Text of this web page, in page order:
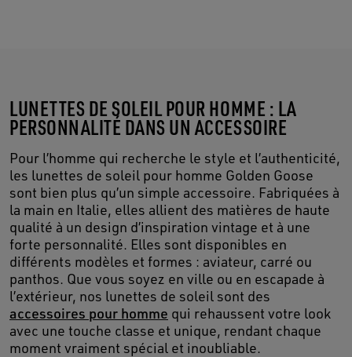
LUNETTES DE SOLEIL POUR HOMME : LA
PERSONNALITÉ DANS UN ACCESSOIRE
Pour l’homme qui recherche le style et l’authenticité,
les lunettes de soleil pour homme Golden Goose
sont bien plus qu’un simple accessoire. Fabriquées à
la main en Italie, elles allient des matières de haute
qualité à un design d’inspiration vintage et à une
forte personnalité. Elles sont disponibles en
différents modèles et formes : aviateur, carré ou
panthos. Que vous soyez en ville ou en escapade à
l’extérieur, nos lunettes de soleil sont des
accessoires pour homme qui rehaussent votre look
avec une touche classe et unique, rendant chaque
moment vraiment spécial et inoubliable.